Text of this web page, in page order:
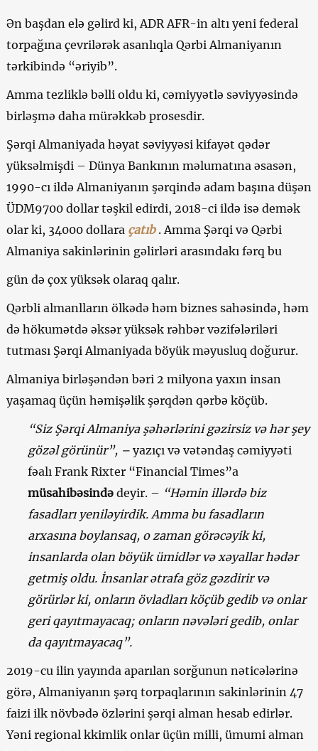
Ən başdan elə gəlird ki, ADR AFR-in altı yeni federal
torpağına çevrilərək asanlıqla Qərbi Almaniyanın
tərkibində “əriyib”.
Amma tezliklə bəlli oldu ki, cəmiyyətlə səviyyəsində
birləşmə daha mürəkkəb prosesdir.
Şərqi Almaniyada həyat səviyyəsi kifayət qədər
yüksəlmişdi – Dünya Bankının məlumatına əsasən,
1990-cı ildə Almaniyanın şərqində adam başına düşən
ÜDM9700 dollar təşkil edirdi, 2018-ci ildə isə demək
olar ki, 34000 dollara çatıb. Amma Şərqi və Qərbi
Almaniya sakinlərinin gəlirləri arasındakı fərq bu
gün də çox yüksək olaraq qalır.
Qərbli almanlların ölkədə həm biznes sahəsində, həm
də hökumətdə əksər yüksək rəhbər vəzifələriləri
tutması Şərqi Almaniyada böyük məyusluq doğurur.
Almaniya birləşəndən bəri 2 milyona yaxın insan
yaşamaq üçün həmişəlik şərqdən qərbə köçüb.
“Siz Şərqi Almaniya şəhərlərini gəzirsiz və hər şey
gözəl görünür”, – yazıçı və vətəndaş cəmiyyəti
fəalı Frank Rixter “Financial Times”a
müsahibəsindədeyir. – “Həmin illərdə biz
fasadları yeniləyirdik. Amma bu fasadların
arxasına boylansaq, o zaman görəcəyik ki,
insanlarda olan böyük ümidlər və xəyallar hədər
getmiş oldu. İnsanlar ətrafa göz gəzdirir və
görürlər ki, onların övladları köçüb gedib və onlar
geri qayıtmayacaq; onların nəvələri gedib, onlar
da qayıtmayacaq”.
2019-cu ilin yayında aparılan sorğunun nəticələrinə
görə, Almaniyanın şərq torpaqlarının sakinlərinin 47
faizi ilk növbədə özlərini şərqi alman hesab edirlər.
Yəni regional kkimlik onlar üçün milli, ümumi alman